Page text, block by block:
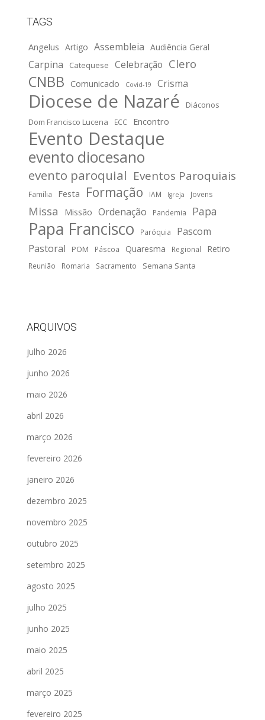
TAGS
Angelus Artigo Assembleia Audiência Geral
Carpina Catequese Celebração Clero
CNBB Comunicado Covid-19 Crisma
Diocese de Nazaré
Diáconos
Dom Francisco Lucena
ECC Encontro
Evento Destaque
evento diocesano
evento paroquial Eventos Paroquiais
Família Festa Formação IAM Igreja Jovens
Missa Missão Ordenação Pandemia Papa
Papa Francisco Paróquia
Pascom
Pastoral
POM Páscoa Quaresma Regional Retiro
Reunião Romaria Sacramento Semana Santa
ARQUIVOS
julho 2026
junho 2026
maio 2026
abril 2026
março 2026
fevereiro 2026
janeiro 2026
dezembro 2025
novembro 2025
outubro 2025
setembro 2025
agosto 2025
julho 2025
junho 2025
maio 2025
abril 2025
março 2025
fevereiro 2025